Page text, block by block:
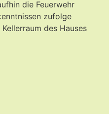
die Feuerwehr
zufolge
des Hauses